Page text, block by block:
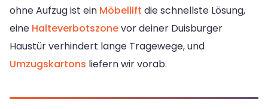
ohne Aufzug ist ein Möbellift die schnellste Lösung,
eine Halteverbotszonevor deiner Duisburger
Haustür verhindert lange Tragewege, und
Umzugskartons liefern wir vorab.